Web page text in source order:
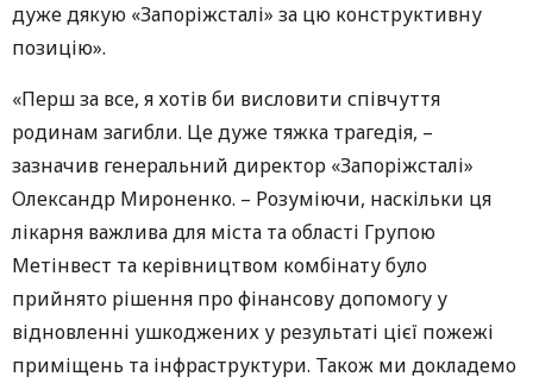
дуже дякую «Запоріжсталі» за цю конструктивну
позицію».
«Перш за все, я хотів би висловити співчуття
родинам загибли. Це дуже тяжка трагедія, –
зазначив генеральний директор «Запоріжсталі»
Олександр Мироненко. – Розуміючи, наскільки ця
лікарня важлива для міста та області Групою
Метінвест та керівництвом комбінату було
прийнято рішення про фінансову допомогу у
відновленні ушкоджених у результаті цієї пожежі
приміщень та інфраструктури. Також ми докладемо